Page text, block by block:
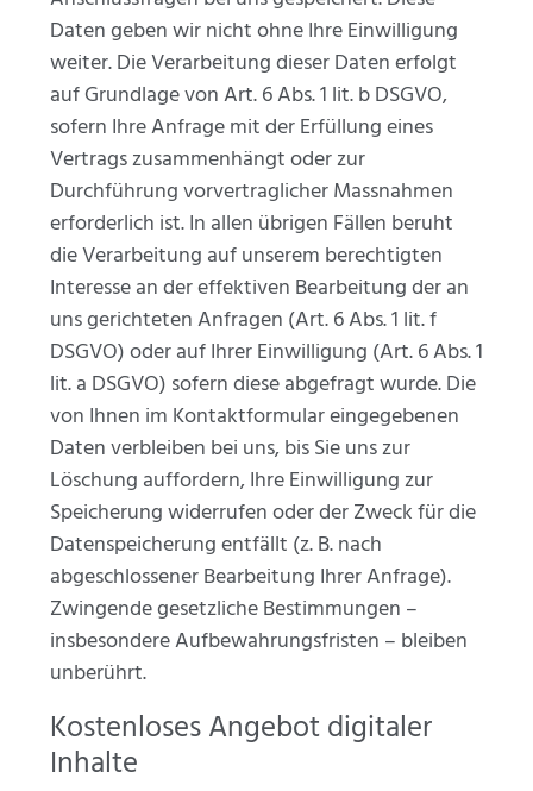
Daten geben wir nicht ohne Ihre Einwilligung
weiter. Die Verarbeitung dieser Daten erfolgt
auf Grundlage von Art. 6 Abs. 1 lit. b DSGVO,
sofern Ihre Anfrage mit der Erfüllung eines
Vertrags zusammenhängt oder zur
Durchführung vorvertraglicher Massnahmen
erforderlich ist. In allen übrigen Fällen beruht
die Verarbeitung auf unserem berechtigten
Interesse an der effektiven Bearbeitung der an
uns gerichteten Anfragen (Art. 6 Abs. 1 lit. f
DSGVO) oder auf Ihrer Einwilligung (Art. 6 Abs. 1
lit. a DSGVO) sofern diese abgefragt wurde. Die
von Ihnen im Kontaktformular eingegebenen
Daten verbleiben bei uns, bis Sie uns zur
Löschung auffordern, Ihre Einwilligung zur
Speicherung widerrufen oder der Zweck für die
Datenspeicherung entfällt (z. B. nach
abgeschlossener Bearbeitung Ihrer Anfrage).
Zwingende gesetzliche Bestimmungen –
insbesondere Aufbewahrungsfristen – bleiben
unberührt.
Kostenloses Angebot digitaler
Inhalte